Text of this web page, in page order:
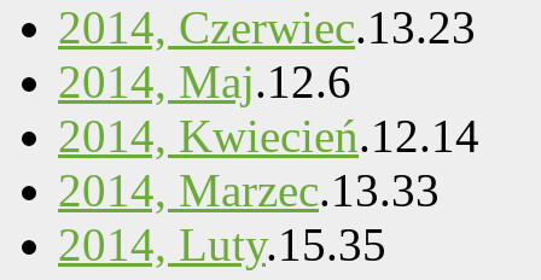
2014, Czerwiec.13.23
2014, Maj.12.6
2014, Kwiecień.12.14
2014, Marzec.13.33
2014, Luty.15.35